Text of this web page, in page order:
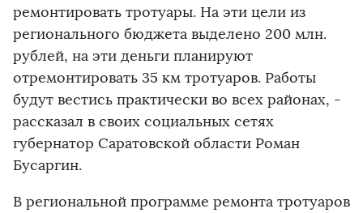
ремонтировать тротуары. На эти цели из
регионального бюджета выделено 200 млн.
рублей, на эти деньги планируют
отремонтировать 35 км тротуаров. Работы
будут вестись практически во всех районах, -
рассказал в своих социальных сетях
губернатор Саратовской области Роман
Бусаргин.
В региональной программе ремонта тротуаров